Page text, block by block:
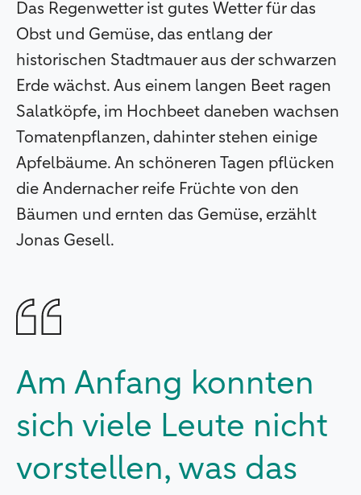
Das Regenwetter ist gutes Wetter für das
Obst und Gemüse, das entlang der
historischen Stadtmauer aus der schwarzen
Erde wächst. Aus einem langen Beet ragen
Salatköpfe, im Hochbeet daneben wachsen
Tomatenpflanzen, dahinter stehen einige
Apfelbäume. An schöneren Tagen pflücken
die Andernacher reife Früchte von den
Bäumen und ernten das Gemüse, erzählt
Jonas Gesell.
Am Anfang konnten
sich viele Leute nicht
vorstellen, was das